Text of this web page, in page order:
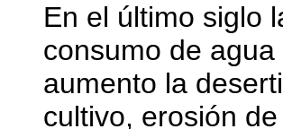
En el último siglo
consumo de
aumento la
cultivo, erosión